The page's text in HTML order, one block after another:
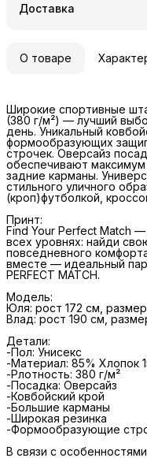
Доставка
О товаре
Широкие спортивные
(380 г/м²) — лучший
день. Уникальный
формообразующих
строчек. Оверсайз
обеспечивают
задние карманы.
стильного уличного
(кроп)футболкой,
Принт:
Find Your Perfect Match
всех уровнях: найди
повседневного
вместе — идеальный
PERFECT MATCH.
Модель:
Юля: рост 172 см,
Влад: рост 190 см,
Детали:
-Пол: Унисекс
-Материал: 85% Хлопок
-Рлотность: 380 г/м²
-Посадка: Оверсайз
-Ковбойский крой
-Большие карманы
-Широкая резинка
-Формообразующие
В связи с